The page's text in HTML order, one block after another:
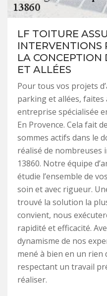
LF TOITURE
INTERVENTIONS
LA CONCEPTION
ET ALLÉES
Pour tous vos projets
parking et allées, faites
entreprise spécialisée
En Provence. Cela fait
sommes actifs dans le
réalisé de nombreuses
13860. Notre équipe
étudie l’ensemble de
soin et avec rigueur.
trouvé la solution la
convient, nous
rapidité et efficacité.
dynamisme de nos
mené à bien en un rien
respectant un travail
réaliser.